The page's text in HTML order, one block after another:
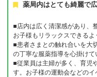
薬局内はとても綺麗で
■店内は広く清潔感があり、
お子様もリラックスできるよ
■患者さまとの触れ合いを大
の丁寧な服薬指導を心掛けて
■従業員は主婦が多く、育児
す。お子様の運動会などの